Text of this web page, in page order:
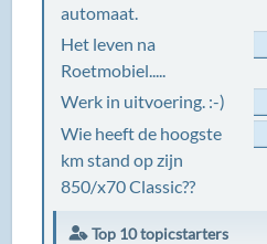
automaat.
Het leven na
Roetmobiel.....
Werk in uitvoering. :-)
Wie heeft de hoogste
km stand op zijn
850/x70 Classic??
Top 10 topicstarters